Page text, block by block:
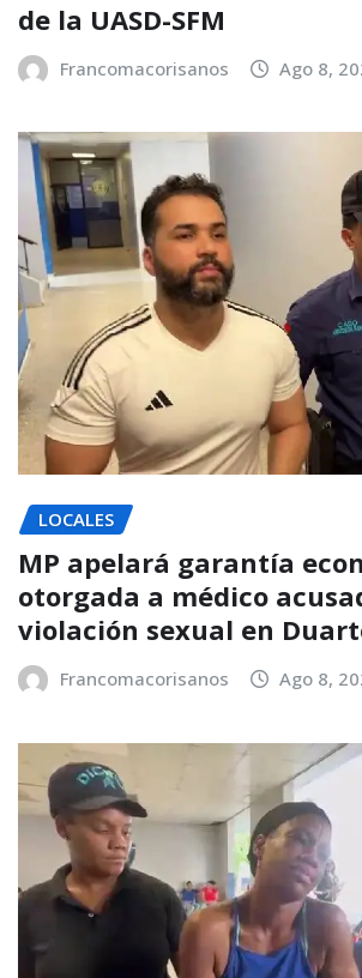
de la UASD-SFM
Francomacorisanos Ago 8,
LOCALES
MP apelará garantía
otorgada a médico
violación sexual en
Francomacorisanos Ago 8,